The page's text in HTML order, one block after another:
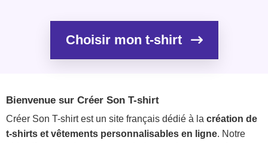
Choisir mon t-shirt
Bienvenue sur Créer Son T-shirt
Créer Son T-shirt est un site français dédié à la création de
t-shirts et vêtements personnalisables en ligne. Notre